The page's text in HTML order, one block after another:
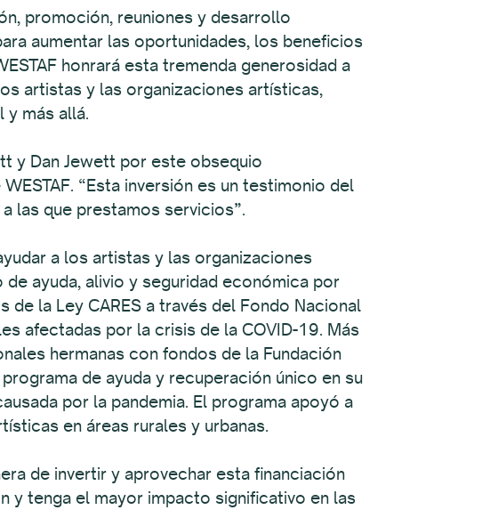
promoción, reuniones y desarrollo
aumentar las oportunidades, los beneficios
honrará esta tremenda generosidad a
artistas y las organizaciones artísticas,
más allá.
y Dan Jewett por este obsequio
“Esta inversión es un testimonio del
las que prestamos servicios”.
a los artistas y las organizaciones
ayuda, alivio y seguridad económica por
la Ley CARES a través del Fondo Nacional
afectadas por la crisis de la COVID-19. Más
hermanas con fondos de la Fundación
de ayuda y recuperación único en su
por la pandemia. El programa apoyó a
en áreas rurales y urbanas.
de invertir y aprovechar esta financiación
y tenga el mayor impacto significativo en las